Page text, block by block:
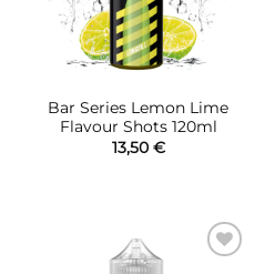
Bar Series Lemon Lime
Flavour Shots 120ml
13,50 €